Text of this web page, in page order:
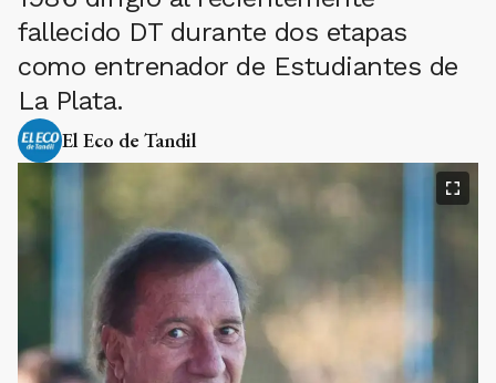
fallecido DT durante dos etapas
como entrenador de Estudiantes de
La Plata.
El Eco de Tandil